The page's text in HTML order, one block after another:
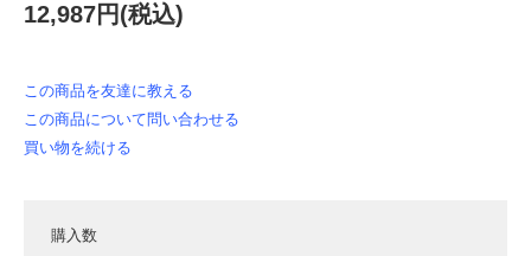
12,987円(税込)
この商品を友達に教える
この商品について問い合わせる
買い物を続ける
購入数